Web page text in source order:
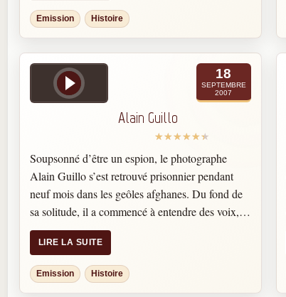
sujet et de répondre à toute question avec
exactitude. Avec le temps, l’information transmise
considérablement. Elles abordèrent quelques dix
mille sujets d’ordre médical, philosophique,
onirique, spirituel, historique, et autres.
Emission Histoire
18
SEPTEMBRE
2007
Alain Guillo
Soupsonné d’être un espion, le photographe
Alain Guillo s’est retrouvé prisonnier pendant
neuf mois dans les geôles afghanes. Du fond de
sa solitude, il a commencé à entendre des voix,
des guides d’une nature supérieure qui l’ont mis,
peu à peu, sur le chemin d’un enseignement
lumineux. Ce dialogue entre l’âme d’un vivant et
les âmes des morts s’est poursuivi pendant trois
LIRE LA SUITE
Emission Histoire